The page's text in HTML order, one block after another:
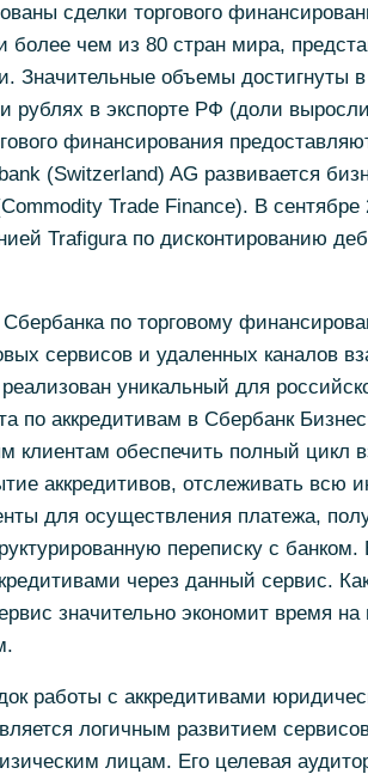
сделки торгового
более чем из 80 стран мира,
Значительные объемы достигнуты
рублях в экспорте РФ (доли
финансирования
(Switzerland) AG развивается
Trade Finance). В сентябре
Trafigura по дисконтированию
по торговому
сервисов и удаленных каналов
уникальный для
по аккредитивам в Сбербанк
клиентам обеспечить полный цикл
аккредитивов, отслеживать всю
для осуществления платежа,
переписку с банком.
через данный сервис.
значительно экономит время на
работы с аккредитивами
логичным развитием
лицам. Его целевая